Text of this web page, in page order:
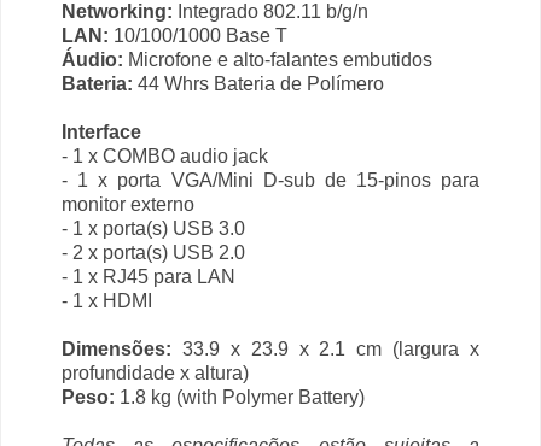
Networking: Integrado 802.11 b/g/n
LAN: 10/100/1000 Base T
Áudio: Microfone e alto-falantes embutidos
Bateria: 44 Whrs Bateria de Polímero
Interface
- 1 x COMBO audio jack
- 1 x porta VGA/Mini D-sub de 15-pinos para
monitor externo
- 1 x porta(s) USB 3.0
- 2 x porta(s) USB 2.0
- 1 x RJ45 para LAN
- 1 x HDMI
Dimensões: 33.9 x 23.9 x 2.1 cm (largura x
profundidade x altura)
Peso: 1.8 kg (with Polymer Battery)